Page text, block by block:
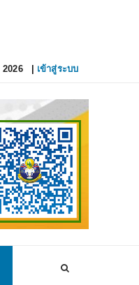
| เข้าสู่ระบบ